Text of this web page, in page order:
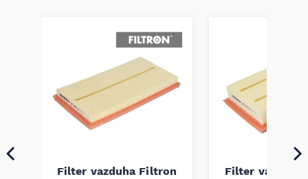
čime produžava radni vek motora i štiti pokretne delove.
Proizvod je izrađen po fabričkim standardima i potiče od
poznatog nemačkog proizvođača Filtron, poznatog po dugoj
tradiciji u proizvodnji filtera visoke kvalitete.
Napomena: kompatibilnost obavezno proverite po broju šasije
ili oznaci sa starog filtera koji je bio na vozilu.
Filter vazduha Filtron
Filter